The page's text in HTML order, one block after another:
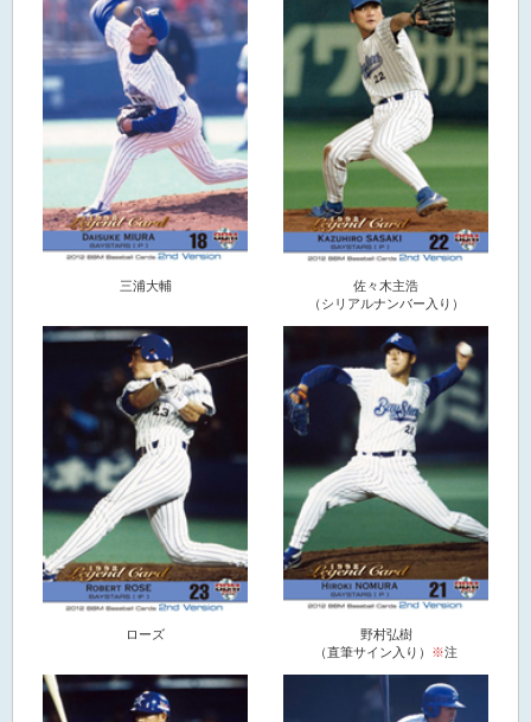
三浦大輔
佐々木主浩
（シリアルナンバー入り）
ローズ
野村弘樹
（直筆サイン入り） ※注